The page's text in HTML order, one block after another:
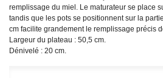
remplissage du miel. Le maturateur se place
tandis que les pots se positionnent sur la
cm facilite grandement le remplissage précis
Largeur du plateau : 50,5 cm.
Dénivelé : 20 cm.